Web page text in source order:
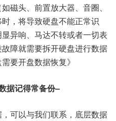
磁头、前置放大器、音圈、
，将导致硬盘不能正常识
异响、马达不转或者一切表
障就需要拆开硬盘进行数据
要开盘数据恢复》
据记得常备份–
可以与我们联系，底层数据